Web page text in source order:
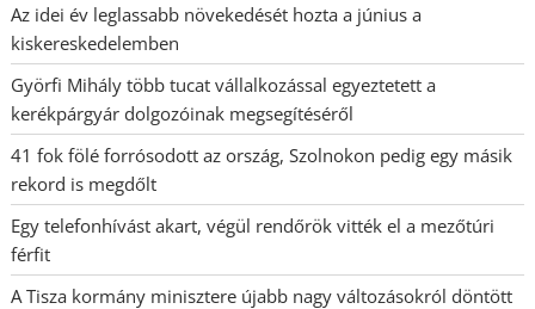
Az idei év leglassabb növekedését hozta a június a
kiskereskedelemben
Györfi Mihály több tucat vállalkozással egyeztetett a
kerékpárgyár dolgozóinak megsegítéséről
41 fok fölé forrósodott az ország, Szolnokon pedig egy másik
rekord is megdőlt
Egy telefonhívást akart, végül rendőrök vitték el a mezőtúri
férfit
A Tisza kormány minisztere újabb nagy változásokról döntött